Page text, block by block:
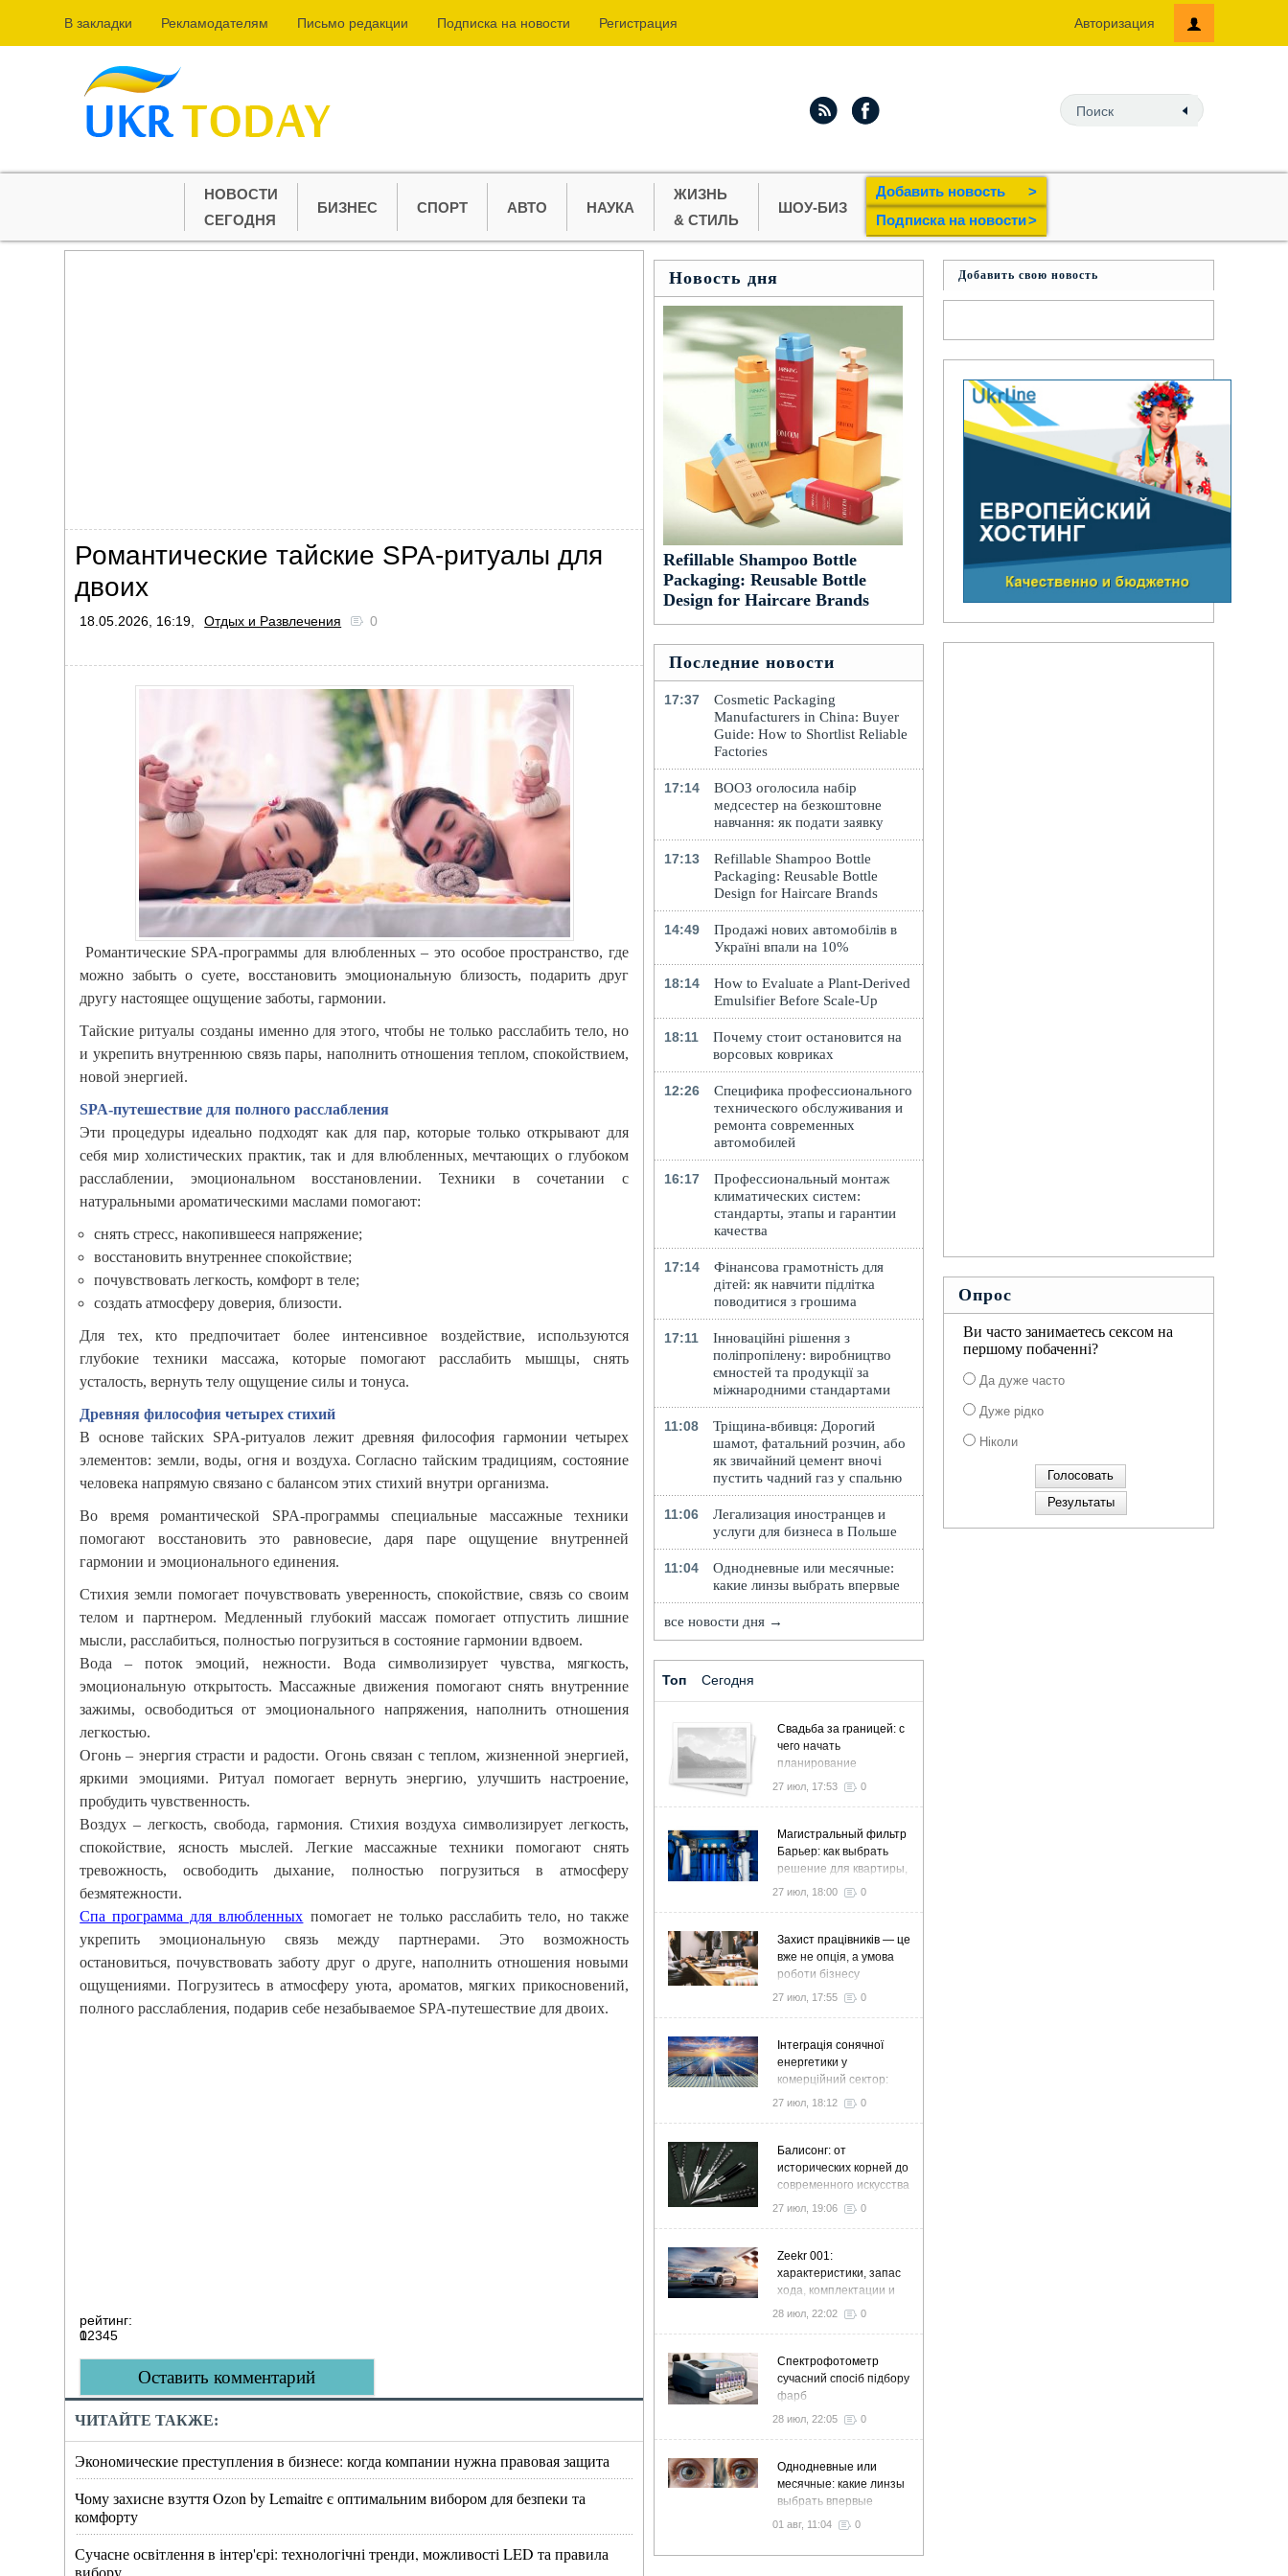
В закладки Рекламодателям Письмо редакции Подпиcка на новости Регистрация Авторизация
НОВОСТИ
СЕГОДНЯ
БИЗНЕС СПОРТ АВТО НАУКА
ЖИЗНЬ
& СТИЛЬ
ШОУ-БИЗ
Добавить новость
>
Подпиcка на новости>
Романтические тайские SPA-ритуалы для
двоих
18.05.2026, 16:19, Отдых и Развлечения 0
Романтические SPA-программы для влюбленных – это особое пространство, где
можно забыть о суете, восстановить эмоциональную близость, подарить друг
другу настоящее ощущение заботы, гармонии.
Тайские ритуалы созданы именно для этого, чтобы не только расслабить тело, но
и укрепить внутреннюю связь пары, наполнить отношения теплом, спокойствием,
новой энергией.
SPA-путешествие для полного расслабления
Эти процедуры идеально подходят как для пар, которые только открывают для
себя мир холистических практик, так и для влюбленных, мечтающих о глубоком
расслаблении, эмоциональном восстановлении. Техники в сочетании с
натуральными ароматическими маслами помогают:
снять стресс, накопившееся напряжение;
восстановить внутреннее спокойствие;
почувствовать легкость, комфорт в теле;
создать атмосферу доверия, близости.
Для тех, кто предпочитает более интенсивное воздействие, используются
глубокие техники массажа, которые помогают расслабить мышцы, снять
усталость, вернуть телу ощущение силы и тонуса.
Древняя философия четырех стихий
В основе тайских SPA-ритуалов лежит древняя философия гармонии четырех
элементов: земли, воды, огня и воздуха. Согласно тайским традициям, состояние
человека напрямую связано с балансом этих стихий внутри организма.
Во время романтической SPA-программы специальные массажные техники
помогают восстановить это равновесие, даря паре ощущение внутренней
гармонии и эмоционального единения.
Стихия земли помогает почувствовать уверенность, спокойствие, связь со своим
телом и партнером. Медленный глубокий массаж помогает отпустить лишние
мысли, расслабиться, полностью погрузиться в состояние гармонии вдвоем.
Вода – поток эмоций, нежности. Вода символизирует чувства, мягкость,
эмоциональную открытость. Массажные движения помогают снять внутренние
зажимы, освободиться от эмоционального напряжения, наполнить отношения
легкостью.
Огонь – энергия страсти и радости. Огонь связан с теплом, жизненной энергией,
яркими эмоциями. Ритуал помогает вернуть энергию, улучшить настроение,
пробудить чувственность.
Воздух – легкость, свобода, гармония. Стихия воздуха символизирует легкость,
спокойствие, ясность мыслей. Легкие массажные техники помогают снять
тревожность, освободить дыхание, полностью погрузиться в атмосферу
безмятежности.
Спа программа для влюбленных помогает не только расслабить тело, но также
укрепить эмоциональную связь между партнерами. Это возможность
остановиться, почувствовать заботу друг о друге, наполнить отношения новыми
ощущениями. Погрузитесь в атмосферу уюта, ароматов, мягких прикосновений,
полного расслабления, подарив себе незабываемое SPA-путешествие для двоих.
рейтинг:
0
12345
Оставить комментарий
ЧИТАЙТЕ ТАКЖЕ:
Экономические преступления в бизнесе: когда компании нужна правовая защита
Чому захисне взуття Ozon by Lemaitre є оптимальним вибором для безпеки та
комфорту
Сучасне освітлення в інтер'єрі: технологічні тренди, можливості LED та правила
вибору
Новость дня
Refillable Shampoo Bottle
Packaging: Reusable Bottle
Design for Haircare Brands
Последние новости
17:37
Cosmetic Packaging
Manufacturers in China: Buyer
Guide: How to Shortlist Reliable
Factories
17:14
ВООЗ оголосила набір
медсестер на безкоштовне
навчання: як подати заявку
17:13
Refillable Shampoo Bottle
Packaging: Reusable Bottle
Design for Haircare Brands
14:49
Продажі нових автомобілів в
Україні впали на 10%
18:14
How to Evaluate a Plant-Derived
Emulsifier Before Scale-Up
18:11
Почему стоит остановится на
ворсовых ковриках
12:26
Специфика профессионального
технического обслуживания и
ремонта современных
автомобилей
16:17
Профессиональный монтаж
климатических систем:
стандарты, этапы и гарантии
качества
17:14
Фінансова грамотність для
дітей: як навчити підлітка
поводитися з грошима
17:11
Інноваційні рішення з
поліпропілену: виробництво
ємностей та продукції за
міжнародними стандартами
11:08
Тріщина-вбивця: Дорогий
шамот, фатальний розчин, або
як звичайний цемент вночі
пустить чадний газ у спальню
11:06
Легализация иностранцев и
услуги для бизнеса в Польше
11:04
Однодневные или месячные:
какие линзы выбрать впервые
все новости дня →
Топ Сегодня
Свадьба за границей: с
чего начать
планирование
27 июл, 17:53 0
Магистральный фильтр
Барьер: как выбрать
решение для квартиры,
дома и коттеджа
27 июл, 18:00 0
Захист працівників — це
вже не опція, а умова
роботи бізнесу
27 июл, 17:55 0
Інтеграція сонячної
енергетики у
комерційний сектор:
стратегія розвитку та
27 июл, 18:12 0
Балисонг: от
исторических корней до
современного искусства
флиппинга
27 июл, 19:06 0
Zeekr 001:
характеристики, запас
хода, комплектации и
особенности
28 июл, 22:02 0
Спектрофотометр
сучасний спосіб підбору
фарб
28 июл, 22:05 0
Однодневные или
месячные: какие линзы
выбрать впервые
01 авг, 11:04 0
Добавить свою новость
Опрос
Ви часто занимаетесь сексом на
першому побаченні?
Да дуже часто
Дуже рідко
Ніколи